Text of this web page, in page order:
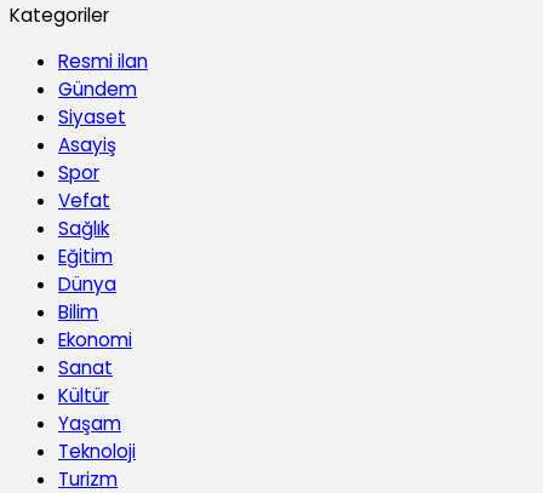
Kategoriler
Resmi ilan
Gündem
Siyaset
Asayiş
Spor
Vefat
Sağlık
Eğitim
Dünya
Bilim
Ekonomi
Sanat
Kültür
Yaşam
Teknoloji
Turizm